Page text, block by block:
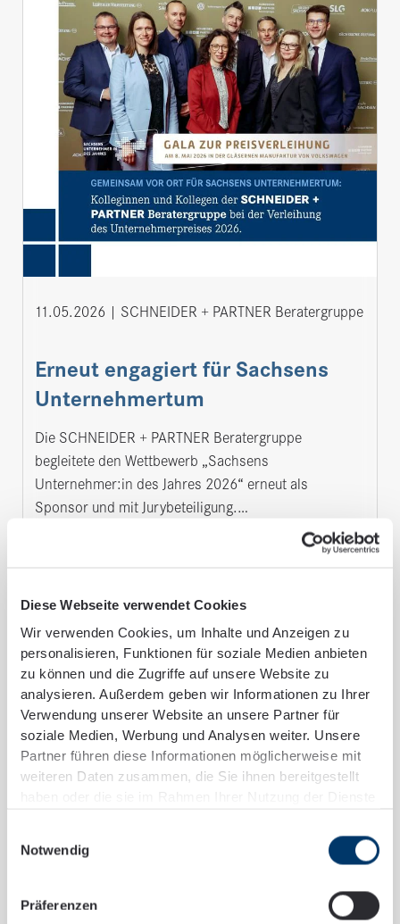
Diese Webseite verwendet Cookies
Wir verwenden Cookies, um Inhalte und Anzeigen zu
personalisieren, Funktionen für soziale Medien anbieten
zu können und die Zugriffe auf unsere Website zu
analysieren. Außerdem geben wir Informationen zu Ihrer
Verwendung unserer Website an unsere Partner für
soziale Medien, Werbung und Analysen weiter. Unsere
Partner führen diese Informationen möglicherweise mit
weiteren Daten zusammen, die Sie ihnen bereitgestellt
Notwendig
Präferenzen
11.05.2026 SCHNEIDER + PARTNER Beratergruppe
Erneut engagiert für Sachsens
Unternehmertum
Die SCHNEIDER + PARTNER Beratergruppe
begleitete den Wettbewerb „Sachsens
Unternehmer:in des Jahres 2026“ erneut als
Sponsor und mit Jurybeteiligung.…